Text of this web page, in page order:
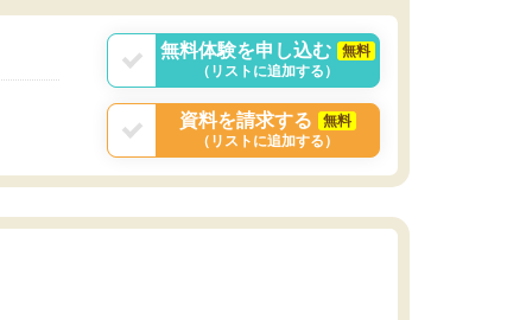
無料体験を申し込む
無料
（リストに追加する）
資料を請求する
無料
（リストに追加する）